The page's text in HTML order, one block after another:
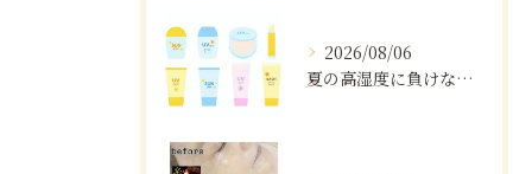
2026/08/06
夏の高湿度に負けない肌ケア術